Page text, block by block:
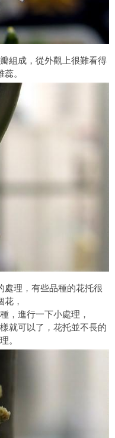
組成，從外觀上很難看得
。
處理，有些品種的花托很
，
，進行一下小處理，
就可以了，花托並不長的
。